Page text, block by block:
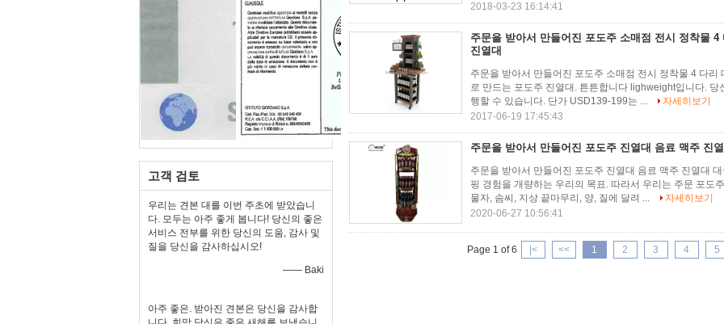
고객 검토
우리는 견본 대를 이번 주초에 받았습니
다. 모두는 아주 좋게 봅니다! 당신의 좋은
서비스 전부를 위한 당신의 도움, 감사 및
질을 당신을 감사하십시오!
—— Baki
아주 좋은. 받아진 견본은 당신을 감사합
2018-03-23 16:14:41
주문을 받아서 만들어진 포도주 소매점 전시 정착물
진열대
주문을 받아서 만들어진 포도주 소매점 전시 정착물 4 다
로 만드는 포도주 진열대. 튼튼합니다 lighweight입니다. 당
행할 수 있습니다. 단가 USD139-199는 ...
자세히보기
2017-06-19 17:45:43
주문을 받아서 만들어진 포도주 진열대 음료 맥주 진
주문을 받아서 만들어진 포도주 진열대 음료 맥주 진열대
핑 경험을 개량하는 우리의 목표. 따라서 우리는 주문 포도
물자, 솜씨, 지상 끝마무리, 양, 질에 달려 ...
자세히보기
2020-06-27 10:56:41
Page 1 of 6 |< << 1 2 3 4 5